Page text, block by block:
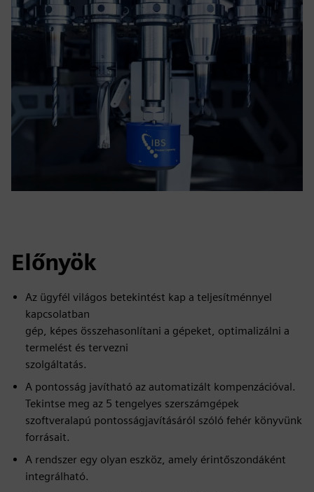
Előnyök
Az ügyfél világos betekintést kap a teljesítménnyel
kapcsolatban
gép, képes összehasonlítani a gépeket, optimalizálni a
termelést és tervezni
szolgáltatás.
A pontosság javítható az automatizált kompenzációval.
Tekintse meg az 5 tengelyes szerszámgépek
szoftveralapú pontosságjavításáról szóló fehér könyvünk
forrásait.
A rendszer egy olyan eszköz, amely érintőszondáként
integrálható.